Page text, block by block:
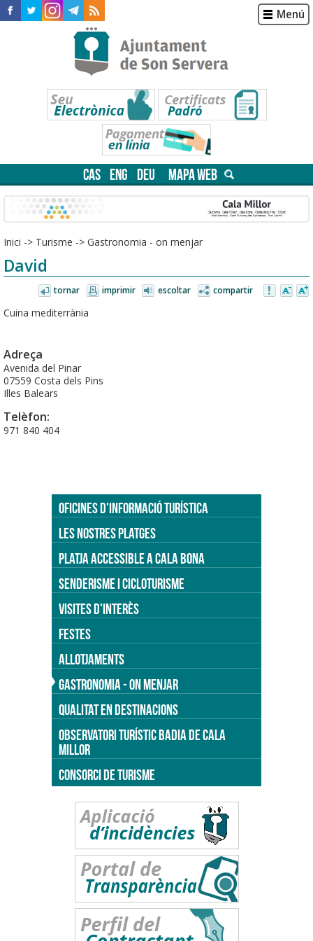
Menú
CAS ENG DEU MAPA WEB
Inici -> Turisme -> Gastronomia - on menjar
David
tornar imprimir escoltar compartir
Cuina mediterrània
Adreça
Avenida del Pinar
07559 Costa dels Pins
Illes Balears
Telèfon:
971 840 404
OFICINES D'INFORMACIÓ TURÍSTICA
LES NOSTRES PLATGES
PLATJA ACCESSIBLE A CALA BONA
SENDERISME I CICLOTURISME
VISITES D'INTERÈS
FESTES
ALLOTJAMENTS
GASTRONOMIA - ON MENJAR
QUALITAT EN DESTINACIONS
OBSERVATORI TURÍSTIC BADIA DE CALA
MILLOR
CONSORCI DE TURISME